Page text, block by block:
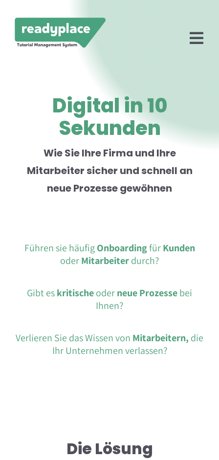
Inhalt
springen
Fallstudien
Kontakt
Datenschutzerklärung
Digital in 10
Sekunden
Wie Sie Ihre Firma und Ihre
Mitarbeiter sicher und schnell an
neue Prozesse gewöhnen
Führen sie häufigOnboardingfürKunden
oderMitarbeiterdurch?
Gibt eskritischeoderneue Prozessebei
Ihnen?
Verlieren Sie das Wissen von Mitarbeitern, die
Ihr Unternehmen verlassen?
Die Lösung